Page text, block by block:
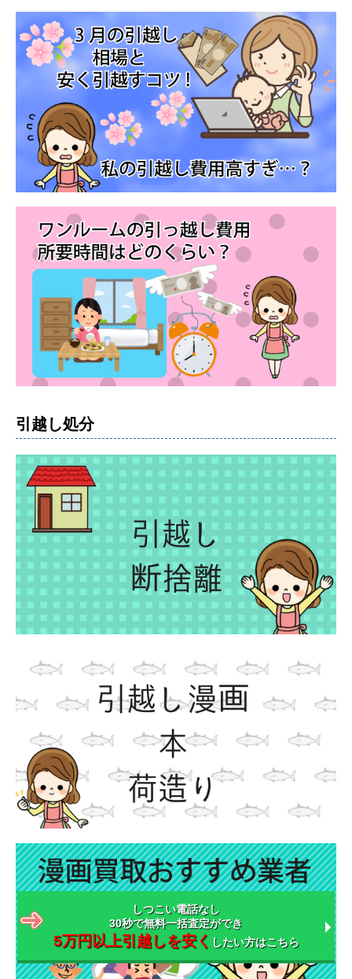
引越し処分
しつこい電話なし
30秒で無料一括査定ができ
5万円以上引越しを安く したい方はこちら